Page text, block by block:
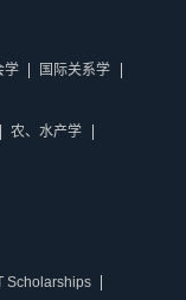
学 国际关系学
农、水产学
Scholarships